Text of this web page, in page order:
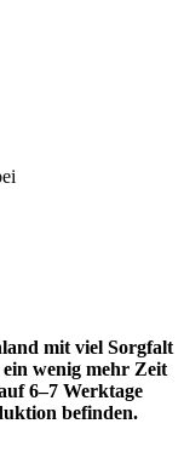
mit viel Sorgfalt
wenig mehr Zeit
6–7 Werktage
befinden.